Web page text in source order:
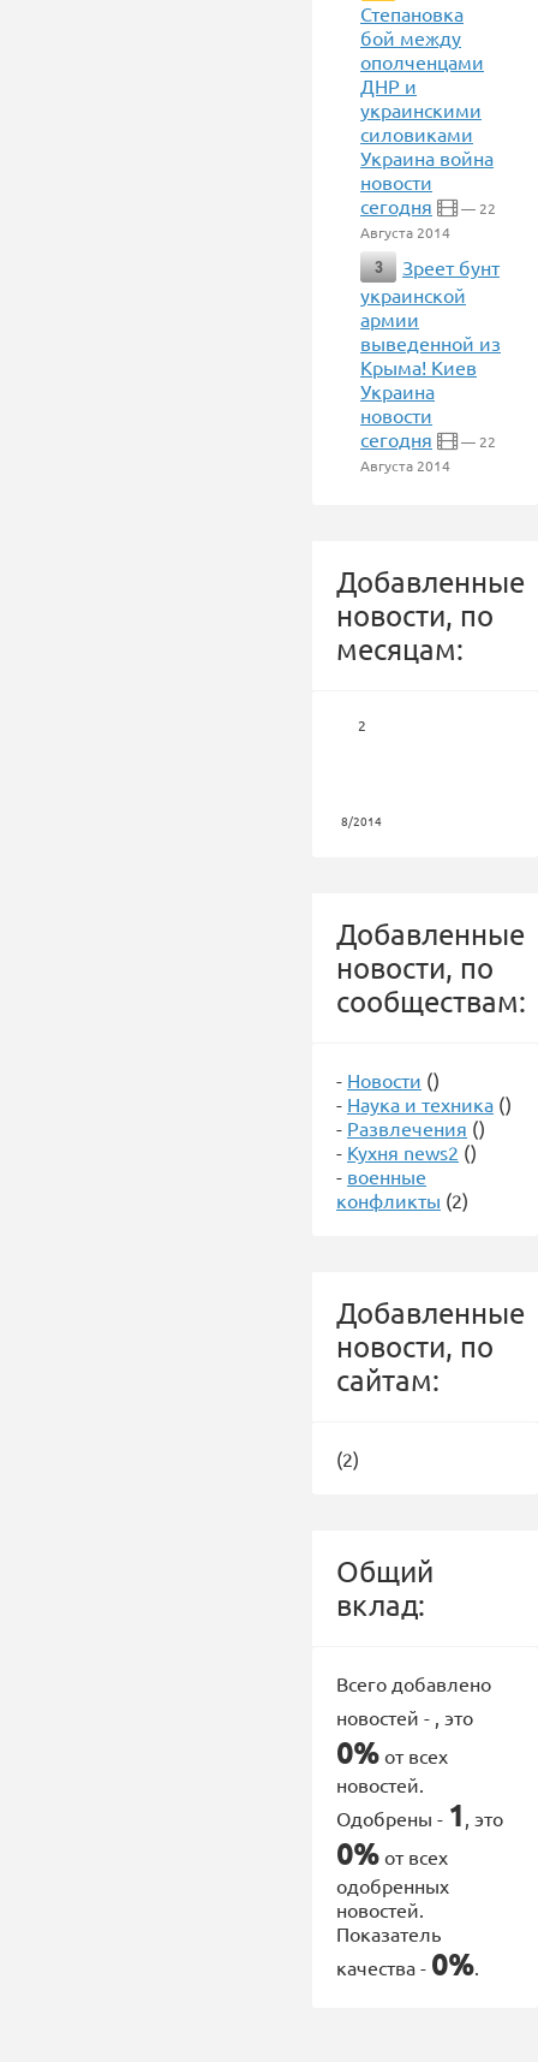
Степановка
бой между
ополченцами
ДНР и
украинскими
силовиками
Украина война
новости
сегодня
— 22
Августа 2014
3
Зреет бунт
украинской
армии
выведенной из
Крыма! Киев
Украина
новости
сегодня
— 22
Августа 2014
Добавленные
новости, по
месяцам:
2
8/2014
Добавленные
новости, по
сообществам:
- Новости ()
- Наука и техника ()
- Развлечения ()
- Кухня news2 ()
- военные
конфликты (2)
Добавленные
новости, по
сайтам:
(2)
Общий
вклад:
Всего добавлено
новостей - , это
0% от всех
новостей.
Одобрены - 1 , это
0% от всех
одобренных
новостей.
Показатель
качества - 0%.